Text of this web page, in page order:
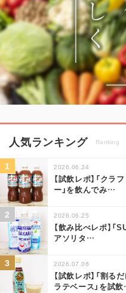
人気ランキング Ranking
2026.06.24
【試飲レポ】「ク
ー」を飲んでみ…
2026.06.25
【飲み比べレポ】「
アソリタ…
2026.07.06
【試飲レポ】「割
ラテベース」を試飲